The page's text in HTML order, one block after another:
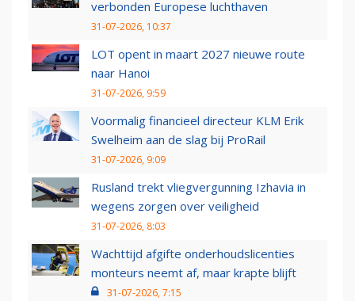
verbonden Europese luchthaven
31-07-2026, 10:37
LOT opent in maart 2027 nieuwe route
naar Hanoi
31-07-2026, 9:59
Voormalig financieel directeur KLM Erik
Swelheim aan de slag bij ProRail
31-07-2026, 9:09
Rusland trekt vliegvergunning Izhavia in
wegens zorgen over veiligheid
31-07-2026, 8:03
Wachttijd afgifte onderhoudslicenties
monteurs neemt af, maar krapte blijft
31-07-2026, 7:15